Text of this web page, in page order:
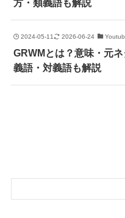
方・類義語も解説
2024-05-11 2026-06-24
GRWMとは？意味・元
義語・対義語も解説